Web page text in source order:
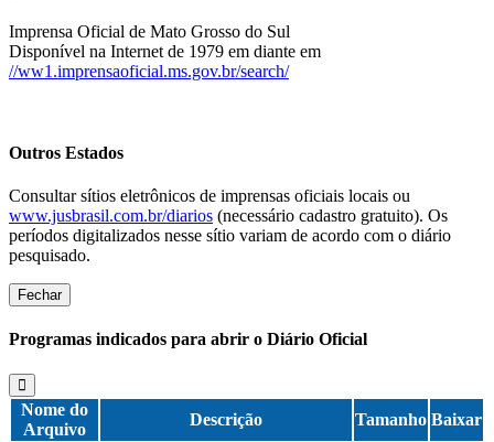
Imprensa Oficial de Mato Grosso do Sul
Disponível na Internet de 1979 em diante em
//ww1.imprensaoficial.ms.gov.br/search/
Outros Estados
Consultar sítios eletrônicos de imprensas oficiais locais ou
www.jusbrasil.com.br/diarios (necessário cadastro gratuito). Os
períodos digitalizados nesse sítio variam de acordo com o diário
pesquisado.
Fechar
Programas indicados para abrir o Diário Oficial
Nome do
Arquivo
Descrição Tamanho Baixar